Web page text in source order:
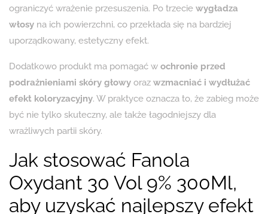
ograniczyć wrażenie przesuszenia. Po trzecie wygładza
włosy na ich powierzchni, co przekłada się na bardziej
uporządkowany, estetyczny efekt.
Dodatkowo produkt ma pomagać w ochronie przed
podrażnieniami skóry głowy oraz wzmacniać i wydłużać
efekt koloryzacyjny. W praktyce oznacza to, że zabieg może
być nie tylko skuteczny, ale także łagodniejszy dla
wrażliwych partii skóry.
Jak stosować Fanola
Oxydant 30 Vol 9% 300Ml,
aby uzyskać najlepszy efekt